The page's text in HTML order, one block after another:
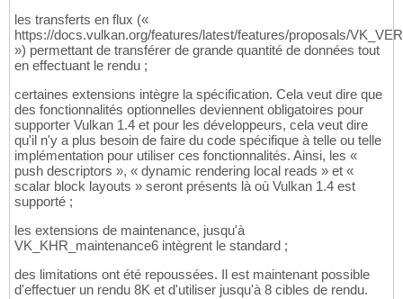
les transferts en flux («
https://docs.vulkan.org/features/latest/features/proposals/
») permettant de transférer de grande quantité de données tout
en effectuant le rendu ;
certaines extensions intègre la spécification. Cela veut dire que
des fonctionnalités optionnelles deviennent obligatoires pour
supporter Vulkan 1.4 et pour les développeurs, cela veut dire
qu'il n'y a plus besoin de faire du code spécifique à telle ou telle
implémentation pour utiliser ces fonctionnalités. Ainsi, les «
push descriptors », « dynamic rendering local reads » et «
scalar block layouts » seront présents là où Vulkan 1.4 est
supporté ;
les extensions de maintenance, jusqu'à
VK_KHR_maintenance6 intègrent le standard ;
des limitations ont été repoussées. Il est maintenant possible
d'effectuer un rendu 8K et d'utiliser jusqu'à 8 cibles de rendu.